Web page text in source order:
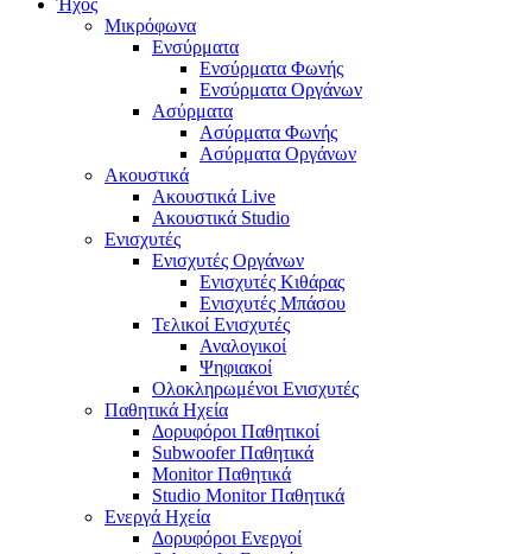
Ήχος
Μικρόφωνα
Ενσύρματα
Ενσύρματα Φωνής
Ενσύρματα Οργάνων
Ασύρματα
Ασύρματα Φωνής
Ασύρματα Οργάνων
Ακουστικά
Ακουστικά Live
Ακουστικά Studio
Ενισχυτές
Ενισχυτές Οργάνων
Ενισχυτές Κιθάρας
Ενισχυτές Μπάσου
Τελικοί Ενισχυτές
Αναλογικοί
Ψηφιακοί
Ολοκληρωμένοι Ενισχυτές
Παθητικά Ηχεία
Δορυφόροι Παθητικοί
Subwoofer Παθητικά
Monitor Παθητικά
Studio Monitor Παθητικά
Ενεργά Ηχεία
Δορυφόροι Ενεργοί